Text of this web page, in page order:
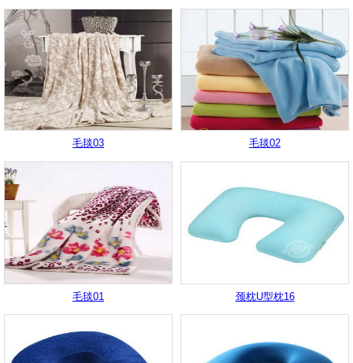
毛毯03 毛毯02
毛毯01 颈枕U型枕16